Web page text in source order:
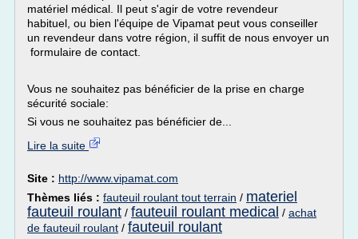
matériel médical. Il peut s'agir de votre revendeur
habituel, ou bien l'équipe de Vipamat peut vous conseiller
un revendeur dans votre région, il suffit de nous envoyer un
formulaire de contact.
Vous ne souhaitez pas bénéficier de la prise en charge
sécurité sociale:
Si vous ne souhaitez pas bénéficier de...
Lire la suite
Site : http://www.vipamat.com
Thèmes liés : fauteuil roulant tout terrain / materiel
fauteuil roulant / fauteuil roulant medical / achat
de fauteuil roulant / fauteuil roulant